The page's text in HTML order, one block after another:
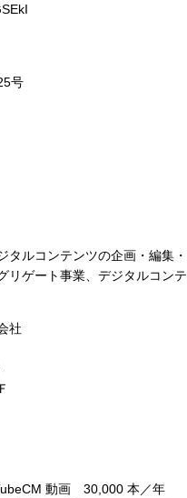
号
タルコンテンツの企画・編集・
リゲート事業、デジタルコンテ
社
動画 30,000 本／年